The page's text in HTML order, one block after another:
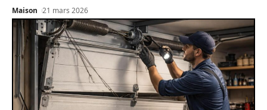
Maison 21 mars 2026